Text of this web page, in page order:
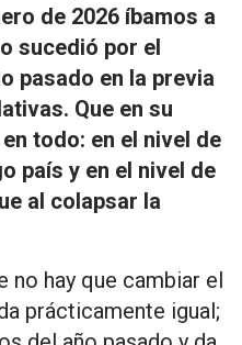
de 2026 íbamos a
sucedió por el
pasado en la previa
Que en su
todo: en el nivel de
país y en el nivel de
al colapsar la
no hay que cambiar el
prácticamente igual;